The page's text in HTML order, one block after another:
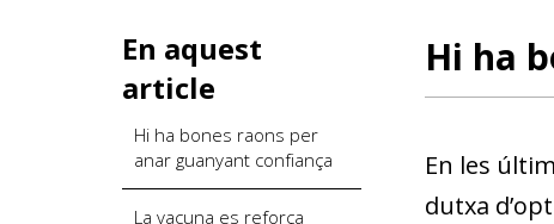
En aquest
article
Hi ha bones raons per
anar guanyant confiança
La vacuna es reforça
Hi ha
En les
dutxa